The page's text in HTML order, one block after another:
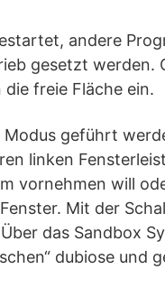
andere
gesetzt werden.
freie Fläche ein.
geführt
linken
vornehmen will
Mit der
das Sandbox
dubiose und